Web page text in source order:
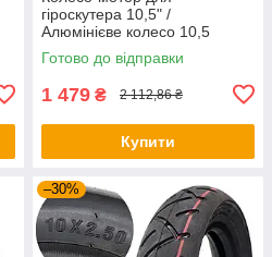
гіроскутера 10,5" /
Алюмінієве колесо 10,5
дюймів / Моторне колесо для
гіроборда
Готово до відправки
1 479 ₴ 2 112,86 ₴
Купити
–30%